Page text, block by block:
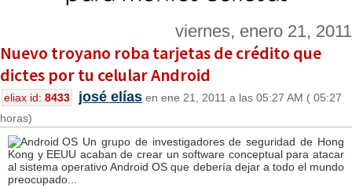
viernes, enero 21, 2011
Nuevo troyano roba tarjetas de crédito que
dictes por tu celular Android
eliax id: 8433 josé elías en ene 21, 2011 a las 05:27 AM ( 05:27
horas)
Un grupo de investigadores de seguridad de Hong
Kong y EEUU acaban de crear un software conceptual para atacar
al sistema operativo Android OS que debería dejar a todo el mundo
preocupado...